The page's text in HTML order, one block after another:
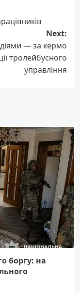
Next:
— за кермо
тролейбусного
управління
боргу: на